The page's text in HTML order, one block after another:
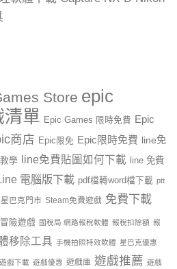
Store epic
清單 Epic Games 限時免費 Epic
商店 Epic限免 Epic限時免費 line免
學 line免費貼圖如何下載
line 免費
電腦版下載 pdf檔轉word檔下載 ptt
巴克門市 Steam免費遊戲 免費下載
冒險遊戲 國稅局 網路報稅軟體 報稅扣除額 報
移除工具 手機拍照特效軟體 星巴克優惠
遊戲下載 遊戲優惠 遊戲庫 遊戲推薦 遊戲